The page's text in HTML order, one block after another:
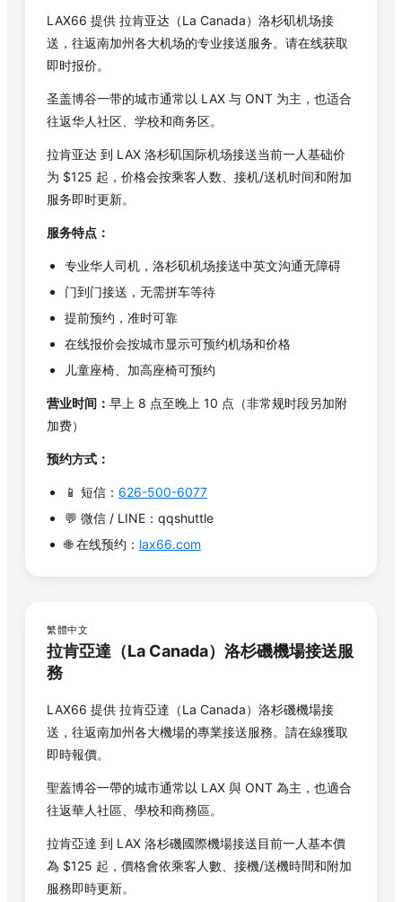
LAX66 提供 拉肯亚达 （La Canada）洛杉矶机场接
送，往返南加州各大机场的专业接送服务。请在线获取
即时报价。
圣盖博谷一带的城市通常以 LAX 与 ONT 为主，也适合
往返华人社区、学校和商务区。
拉肯亚达 到 LAX 洛杉矶国际机场接送当前一人基础价
为 $125 起，价格会按乘客人数、接机/送机时间和附加
服务即时更新。
服务特点：
专业华人司机，洛杉矶机场接送中英文沟通无障碍
门到门接送，无需拼车等待
提前预约，准时可靠
在线报价会按城市显示可预约机场和价格
儿童座椅、加高座椅可预约
营业时间： 早上 8 点至晚上 10 点（非常规时段另加附
加费）
预约方式：
📱 短信： 626-500-6077
💬 微信 / LINE：qqshuttle
🌐 在线预约： lax66.com
繁體中文
拉肯亞達 （La Canada）洛杉磯機場接送服
務
LAX66 提供 拉肯亞達 （La Canada）洛杉磯機場接
送，往返南加州各大機場的專業接送服務。請在線獲取
即時報價。
聖蓋博谷一帶的城市通常以 LAX 與 ONT 為主，也適合
往返華人社區、學校和商務區。
拉肯亞達 到 LAX 洛杉磯國際機場接送目前一人基本價
為 $125 起，價格會依乘客人數、接機/送機時間和附加
服務即時更新。